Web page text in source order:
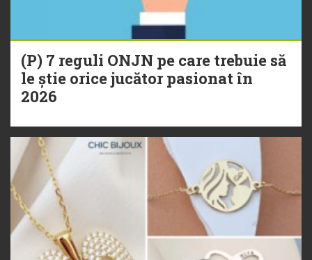
(P) 7 reguli ONJN pe care trebuie să
le știe orice jucător pasionat în
2026